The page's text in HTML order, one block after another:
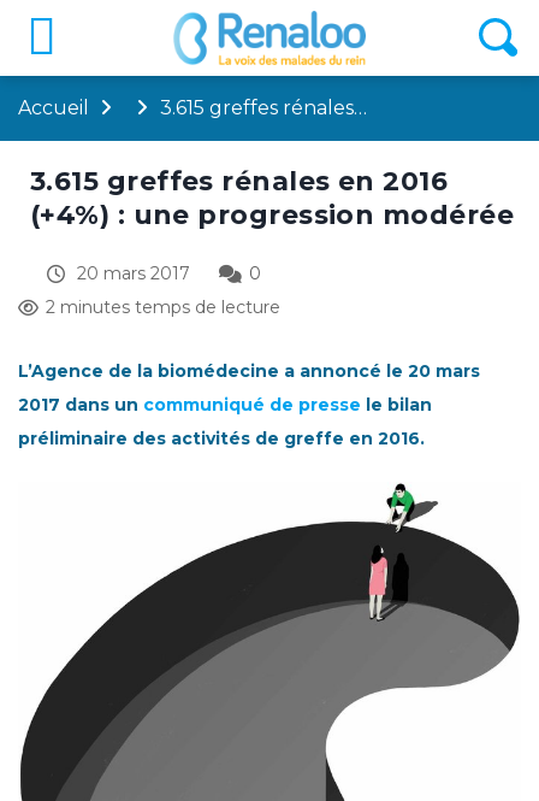
Accueil 3.615 greffes rénales…
3.615 greffes rénales en 2016
(+4%) : une progression modérée
20 mars 2017
0
2 minutes temps de lecture
L’Agence de la biomédecine a annoncé le 20 mars
2017 dans un communiqué de presse le bilan
préliminaire des activités de greffe en 2016.